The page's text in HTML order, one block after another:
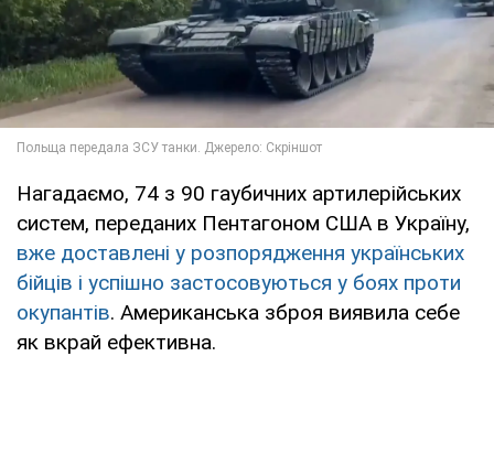
Нагадаємо, 74 з 90 гаубичних артилерійських
систем, переданих Пентагоном США в Україну,
вже доставлені у розпорядження українських
бійців і успішно застосовуються у боях проти
окупантів. Американська зброя виявила себе
як вкрай ефективна.